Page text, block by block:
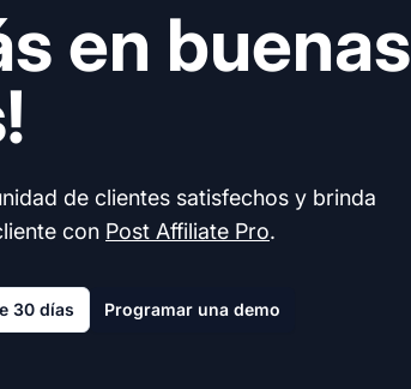
en buenas
de clientes satisfechos y brinda
con Post Affiliate Pro.
30 días Programar una demo